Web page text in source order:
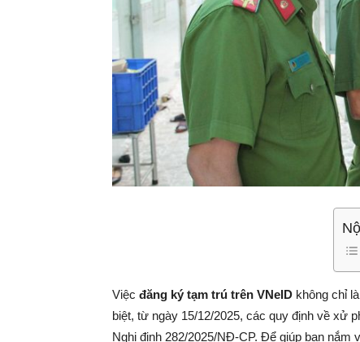
Việc đăng ký tạm trú trên VNeID không chỉ
biệt, từ ngày 15/12/2025, các quy định về xử
Nghị định 282/2025/NĐ-CP. Để giúp bạn